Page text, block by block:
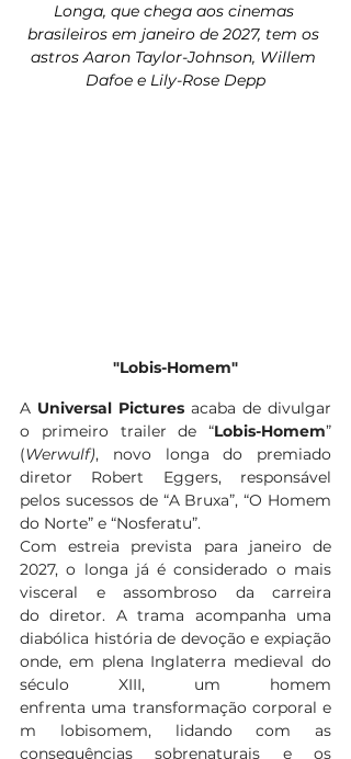
Longa, que chega aos cinemas
brasileiros em janeiro de 2027, tem os
astros Aaron Taylor-Johnson, Willem
Dafoe e Lily-Rose Depp
"Lobis-Homem"
A Universal Pictures acaba de divulgar
o primeiro trailer de “Lobis-Homem”
(Werwulf), novo longa do premiado
diretor Robert Eggers, responsável
pelos sucessos de “A Bruxa”, “O Homem
do Norte” e “Nosferatu”.
Com estreia prevista para janeiro de
2027, o longa já é considerado o mais
visceral e assombroso da carreira
do diretor. A trama acompanha uma
diabólica história de devoção e expiação
onde, em plena Inglaterra medieval do
século XIII, um homem
enfrenta uma transformação corporal e
m lobisomem, lidando com as
consequências sobrenaturais e os